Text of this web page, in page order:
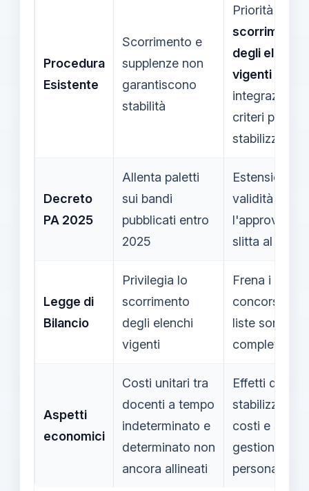
Procedura
Esistente
Scorrimento e
supplenze non
garantiscono
stabilità
Priorità allo
scorrimento
degli elenchi
vigenti
integrazione
criteri per
Decreto
PA 2025
Allenta paletti
sui bandi
pubblicati entro
2025
Estensione
validità se
slitta al 2026
Legge di
Bilancio
Privilegia lo
scorrimento
degli elenchi
vigenti
Frena i nuovi
concorsi
liste sono
complete
Aspetti
economici
Costi unitari tra
docenti a tempo
indeterminato e
determinato non
ancora allineati
Effetti di una
costi e sulla
gestione del
personale